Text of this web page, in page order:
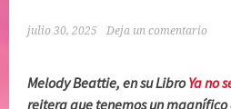
julio 30, 2025 Deja un comentario
Melody Beattie, en su LibroYa no
reitera que tenemos un